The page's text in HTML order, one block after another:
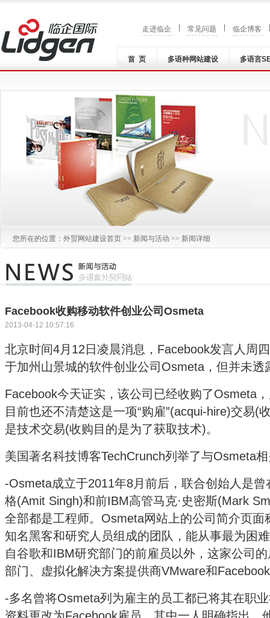
走进临企 常见问题 临企博客
首 页 多语种网站建设 多语言
您所在的位置： 外贸网站建设首页 >> 新闻与活动 >> 新闻详细
Facebook收购移动软件创业公司Osmeta
2013-04-12 10:57:16
北京时间4月12日凌晨消息，Facebook发言人周
于加州山景城的软件创业公司Osmeta，但并未透
Facebook今天证实，该公司已经收购了Osmeta
目前也还不清楚这是一项“购雇”(acqui-hire)交易(
是技术交易(收购目的是为了获取技术)。
美国著名科技博客TechCrunch列举了与Osmeta
-Osmeta成立于2011年8月前后，联合创始人是
格(Amit Singh)和前IBM高管马克·史密斯(Mark
全部都是工程师。Osmeta网站上的公司简介页面
知名黑客和研究人员组成的团队，能从事最为困
自谷歌和IBM研究部门的前雇员以外，这家公司
部门、虚拟化解决方案提供商VMware和
-多名曾将Osmeta列为雇主的员工都已将其在职